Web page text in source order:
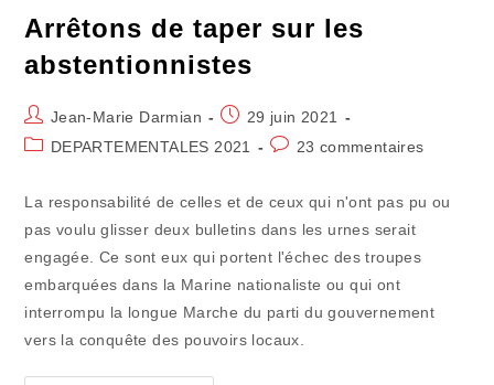
Arrêtons de taper sur les
abstentionnistes
Auteur/autrice
de
Jean-Marie Darmian
Publication
publiée :
29 juin 2021
PostDEPARTEMENTALES 2021
Commentaires
publication :
23 commentaires
La responsabilité de celles et de ceux qui n'ont pas pu ou
pas voulu glisser deux bulletins dans les urnes serait
engagée. Ce sont eux qui portent l'échec des troupes
embarquées dans la Marine nationaliste ou qui ont
interrompu la longue Marche du parti du gouvernement
vers la conquête des pouvoirs locaux.